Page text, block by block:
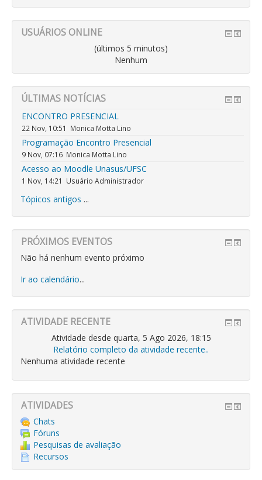
USUÁRIOS ONLINE
(últimos 5 minutos)
Nenhum
ÚLTIMAS NOTÍCIAS
22 Nov, 10:51 Monica Motta Lino
ENCONTRO PRESENCIAL
9 Nov, 07:16 Monica Motta Lino
Programação Encontro Presencial
1 Nov, 14:21 Usuário Administrador
Acesso ao Moodle Unasus/UFSC
Tópicos antigos ...
PRÓXIMOS EVENTOS
Não há nenhum evento próximo
Ir ao calendário...
ATIVIDADE RECENTE
Atividade desde quarta, 5 Ago 2026, 18:15
Relatório completo da atividade recente..
Nenhuma atividade recente
ATIVIDADES
Chats
Fóruns
Pesquisas de avaliação
Recursos